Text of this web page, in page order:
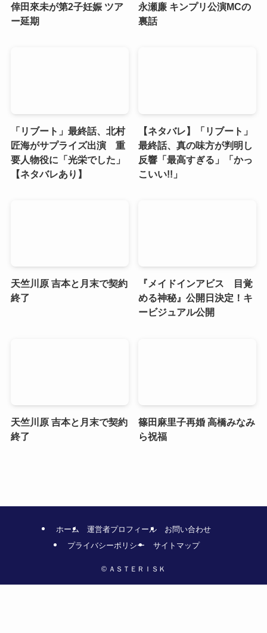
倖田來未が第2子妊娠 ツア
ー延期
永瀬廉 キンプリ公演MCの
裏話
「リブート」最終話、北村
匠海がサプライズ出演 重
要人物役に「光栄でした」
【ネタバレあり】
【ネタバレ】「リブート」
最終話、真の味方が判明し
反響「最高すぎる」「かっ
こいい!!」
天竺川原 吉本と月末で契約
終了
『メイドインアビス 目覚
める神秘』公開日決定！キ
ービジュアル公開
天竺川原 吉本と月末で契約
終了
篠田麻里子再婚 高橋みなみ
ら祝福
ホーム 運営者プロフィール
お問い合わせ
プライバシーポリシー
サイトマップ
© ＡＳＴＥＲＩＳＫ